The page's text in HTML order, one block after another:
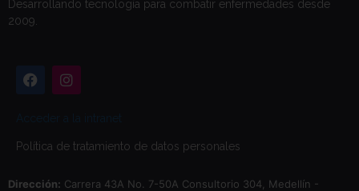
Desarrollando tecnología para combatir enfermedades desde
2009.
Política de tratamiento de datos personales
Dirección: Carrera 43A No. 7-50A Consultorio 304, Medellín -